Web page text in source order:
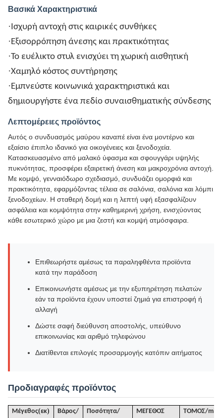
Βασικά Χαρακτηριστικά
·Ισχυρή αντοχή στις καιρικές συνθήκες
·Εξισορρόπηση άνεσης και πρακτικότητας
·Το ευέλικτο στυλ ενισχύει τη χωρική αισθητική
·Χαμηλό κόστος συντήρησης
·Εμπνεύστε κοινωνικά χαρακτηριστικά και
δημιουργήστε ένα πεδίο συναισθηματικής σύνδεσης
Λεπτομέρειες προϊόντος
Αυτός ο συνδυασμός μαύρου καναπέ είναι ένα μοντέρνο και
εξαίσιο έπιπλο ιδανικό για οικογένειες και ξενοδοχεία.
Κατασκευασμένο από μαλακό ύφασμα και σφουγγάρι υψηλής
πυκνότητας, προσφέρει εξαιρετική άνεση και μακροχρόνια αντοχή.
Με κομψό, γενναιόδωρο σχεδιασμό, συνδυάζει ομορφιά και
πρακτικότητα, εφαρμόζοντας τέλεια σε σαλόνια, σαλόνια και λόμπι
ξενοδοχείων. Η σταθερή δομή και η λεπτή υφή εξασφαλίζουν
ασφάλεια και κομψότητα στην καθημερινή χρήση, ενισχύοντας
κάθε εσωτερικό χώρο με μια ζεστή και κομψή ατμόσφαιρα.
Επιθεωρήστε αμέσως τα παραληφθέντα προϊόντα
κατά την παράδοση
Επικοινωνήστε αμέσως με την εξυπηρέτηση πελατών
εάν τα προϊόντα έχουν υποστεί ζημιά για επιστροφή ή
αλλαγή
Δώστε σαφή διεύθυνση αποστολής, υπεύθυνο
επικοινωνίας και αριθμό τηλεφώνου
Διατίθενται επιλογές προσαρμογής κατόπιν αιτήματος
Προδιαγραφές προϊόντος
Μέγεθος(εκ)
Βάρος/
Ποσότητα/
ΜΕΓΕΘΟΣ
ΤΟΜΟΣ/m³